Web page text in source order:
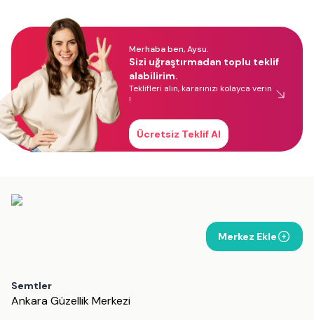
Merhaba ben, Aysu.
Sizi uğraştırmadan toplu teklif
alabilirim.
Teklifleri alın, kararınızı kolayca verin
!
Ücretsiz Teklif Al
Merkez Ekle
Semtler
Ankara Güzellik Merkezi